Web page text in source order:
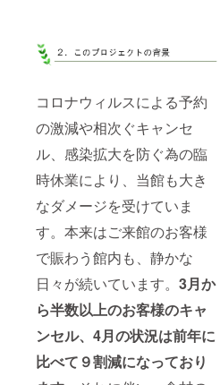
コロナウィルスによる予約
の激減や相次ぐキャンセ
ル、感染拡大を防ぐ為の臨
時休業により、当館も大き
なダメージを受けていま
す。本来はご来館のお客様
で賑わう館内も、静かな
日々が続いています。 3月か
ら半数以上のお客様のキャ
ンセル、4月の状況は前年に
比べて９割減になっており